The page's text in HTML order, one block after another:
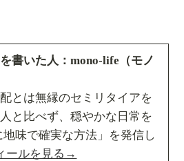
書いた人：mono-life（モノ
とは無縁のセミリタイアを
と比べず、穏やかな日常を
味で確実な方法」を発信し
ールを見る→